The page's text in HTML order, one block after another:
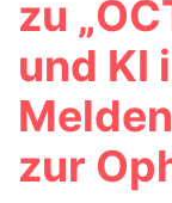
zu
und KI
zur